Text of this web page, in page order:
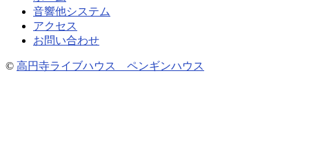
音響他システム
アクセス
お問い合わせ
© 高円寺ライブハウス ペンギンハウス